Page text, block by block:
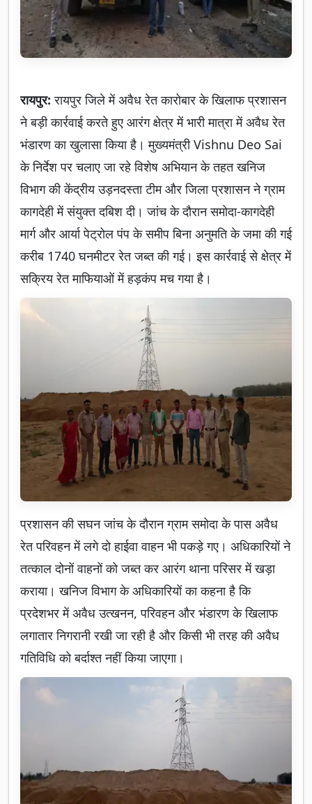
रायपुर:रायपुर जिले में अवैध रेत कारोबार के खिलाफ प्रशासन
ने बड़ी कार्रवाई करते हुए आरंग क्षेत्र में भारी मात्रा में अवैध रेत
भंडारण का खुलासा किया है। मुख्यमंत्री Vishnu Deo Sai
के निर्देश पर चलाए जा रहे विशेष अभियान के तहत खनिज
विभाग की केंद्रीय उड़नदस्ता टीम और जिला प्रशासन ने ग्राम
कागदेही में संयुक्त दबिश दी। जांच के दौरान समोदा-कागदेही
मार्ग और आर्या पेट्रोल पंप के समीप बिना अनुमति के जमा की गई
करीब 1740 घनमीटर रेत जब्त की गई। इस कार्रवाई से क्षेत्र में
सक्रिय रेत माफियाओं में हड़कंप मच गया है।
प्रशासन की सघन जांच के दौरान ग्राम समोदा के पास अवैध
रेत परिवहन में लगे दो हाईवा वाहन भी पकड़े गए। अधिकारियों ने
तत्काल दोनों वाहनों को जब्त कर आरंग थाना परिसर में खड़ा
कराया। खनिज विभाग के अधिकारियों का कहना है कि
प्रदेशभर में अवैध उत्खनन, परिवहन और भंडारण के खिलाफ
लगातार निगरानी रखी जा रही है और किसी भी तरह की अवैध
गतिविधि को बर्दाश्त नहीं किया जाएगा।